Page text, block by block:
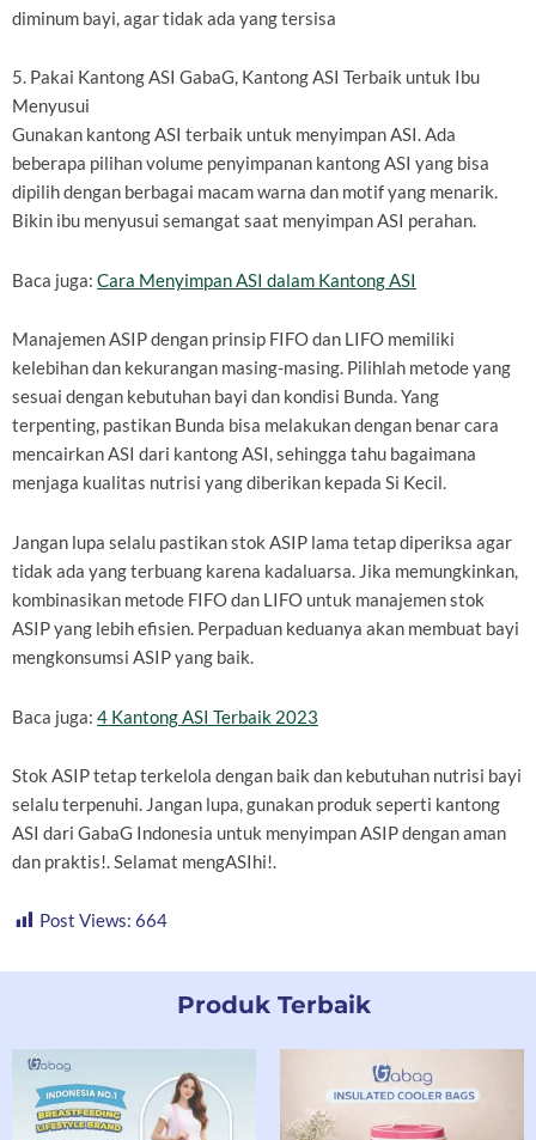
diminum bayi, agar tidak ada yang tersisa
5. Pakai Kantong ASI GabaG, Kantong ASI Terbaik untuk Ibu
Menyusui
Gunakan kantong ASI terbaik untuk menyimpan ASI. Ada
beberapa pilihan volume penyimpanan kantong ASI yang bisa
dipilih dengan berbagai macam warna dan motif yang menarik.
Bikin ibu menyusui semangat saat menyimpan ASI perahan.
Baca juga: Cara Menyimpan ASI dalam Kantong ASI
Manajemen ASIP dengan prinsip FIFO dan LIFO memiliki
kelebihan dan kekurangan masing-masing. Pilihlah metode yang
sesuai dengan kebutuhan bayi dan kondisi Bunda. Yang
terpenting, pastikan Bunda bisa melakukan dengan benar cara
mencairkan ASI dari kantong ASI, sehingga tahu bagaimana
menjaga kualitas nutrisi yang diberikan kepada Si Kecil.
Jangan lupa selalu pastikan stok ASIP lama tetap diperiksa agar
tidak ada yang terbuang karena kadaluarsa. Jika memungkinkan,
kombinasikan metode FIFO dan LIFO untuk manajemen stok
ASIP yang lebih efisien. Perpaduan keduanya akan membuat bayi
mengkonsumsi ASIP yang baik.
Baca juga: 4 Kantong ASI Terbaik 2023
Stok ASIP tetap terkelola dengan baik dan kebutuhan nutrisi bayi
selalu terpenuhi. Jangan lupa, gunakan produk seperti kantong
ASI dari GabaG Indonesia untuk menyimpan ASIP dengan aman
dan praktis!. Selamat mengASIhi!.
Post Views: 664
Produk Terbaik